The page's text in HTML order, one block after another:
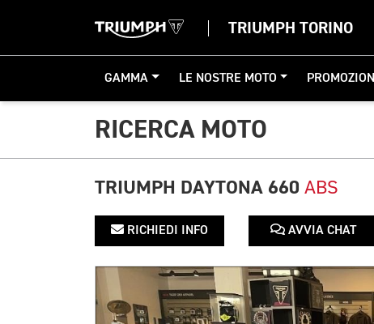
TRIUMPH TORINO
GAMMA LE NOSTRE MOTO PROMOZIONI
RICERCA MOTO
TRIUMPH DAYTONA 660 ABS
RICHIEDI INFO AVVIA CHAT